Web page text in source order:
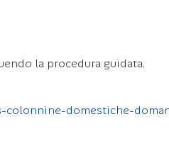
la procedura guidata.
colonnine-domestiche-